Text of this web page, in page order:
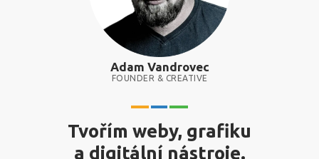
Adam Vandrovec
FOUNDER & CREATIVE
Tvořím weby, grafiku
a digitální nástroje.